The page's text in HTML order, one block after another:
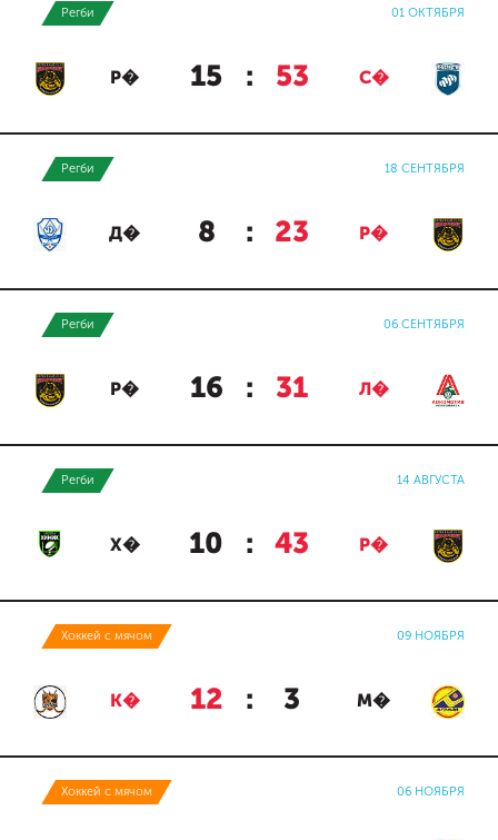
Регби 01 ОКТЯБРЯ
Р� 15 : 53 С�
Регби 18 СЕНТЯБРЯ
Д� 8 : 23 Р�
Регби 06 СЕНТЯБРЯ
Р� 16 : 31 Л�
Регби 14 АВГУСТА
Х� 10 : 43 Р�
Хоккей с мячом 09 НОЯБРЯ
К� 12 : 3 М�
Хоккей с мячом 06 НОЯБРЯ